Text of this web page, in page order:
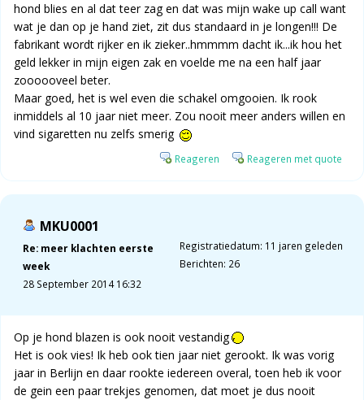
hond blies en al dat teer zag en dat was mijn wake up call want
wat je dan op je hand ziet, zit dus standaard in je longen!!! De
fabrikant wordt rijker en ik zieker..hmmmm dacht ik...ik hou het
geld lekker in mijn eigen zak en voelde me na een half jaar
zoooooveel beter.
Maar goed, het is wel even die schakel omgooien. Ik rook
inmiddels al 10 jaar niet meer. Zou nooit meer anders willen en
vind sigaretten nu zelfs smerig
Reageren Reageren met quote
MKU0001
Re: meer klachten eerste
week
28 September 2014 16:32
Registratiedatum: 11 jaren geleden
Berichten: 26
Op je hond blazen is ook nooit vestandig
Het is ook vies! Ik heb ook tien jaar niet gerookt. Ik was vorig
jaar in Berlijn en daar rookte iedereen overal, toen heb ik voor
de gein een paar trekjes genomen, dat moet je dus nooit